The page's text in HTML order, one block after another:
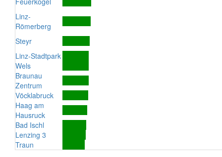
Linz-
Römerberg
Steyr
Linz-Stadtpark
Wels
Braunau
Zentrum
Vöcklabruck
Haag am
Hausruck
Bad Ischl
Lenzing 3
Traun